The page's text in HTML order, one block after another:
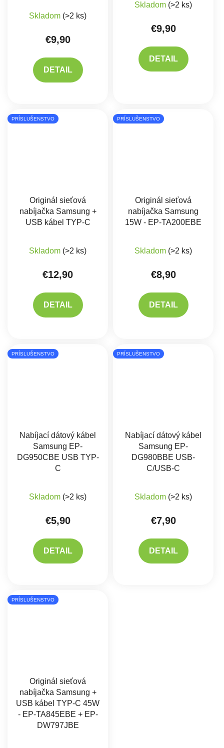
Priemerné hodnotenie produktu je 5,0 z 5
Skladom (>2 ks)
€9,90
DETAIL
Skladom (>2 ks)
€9,90
DETAIL
PRÍSLUŠENSTVO
Originál sieťová
nabíjačka Samsung +
USB kábel TYP-C
Skladom (>2 ks)
€12,90
DETAIL
PRÍSLUŠENSTVO
Originál sieťová
nabíjačka Samsung
15W - EP-TA200EBE
Skladom (>2 ks)
€8,90
DETAIL
PRÍSLUŠENSTVO
Nabíjací dátový kábel
Samsung EP-
DG950CBE USB TYP-
C
Skladom (>2 ks)
€5,90
DETAIL
PRÍSLUŠENSTVO
Nabíjací dátový kábel
Samsung EP-
DG980BBE USB-
C/USB-C
Skladom (>2 ks)
€7,90
DETAIL
PRÍSLUŠENSTVO
Originál sieťová
nabíjačka Samsung +
USB kábel TYP-C 45W
- EP-TA845EBE + EP-
DW797JBE